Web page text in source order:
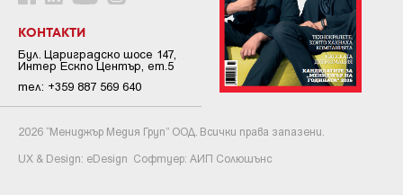
КОНТАКТИ
Бул. Цариградско шосе 147,
Интер Ескпо Център, ет.5
тел: +359 887 569 640
2026 “Мениджър Медия Груп” ООД. Всички права запазени.
UX & Design: eDesign Софтуер: АИП Солюшънс